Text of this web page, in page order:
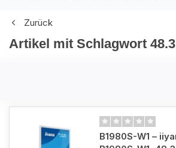
Zurück
Artikel mit Schlagwort
B1980S-W1 –